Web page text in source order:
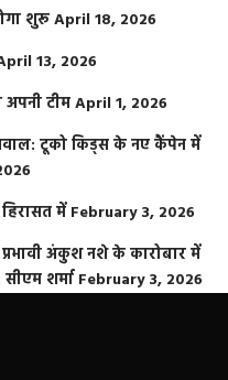
शुरूApril 18, 2026
13, 2026
टीमApril 1, 2026
टूको किड्स के नए कैंपेन में
में February 3, 2026
प्रभावी अंकुश नशे के कारोबार में
शर्मा February 3, 2026